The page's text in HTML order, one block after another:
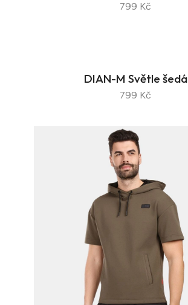
799 Kč
DIAN-M Světle šedá
799 Kč